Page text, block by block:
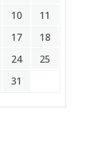
10
11
17
18
24
25
31